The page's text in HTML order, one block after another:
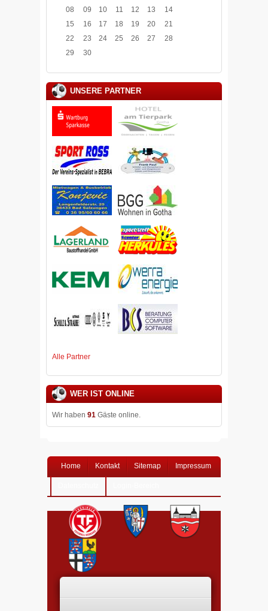
08
09 10 11 12 13
14
15
16 17 18 19 20
21
22
23 24 25 26 27
28
29
30
UNSERE PARTNER
Alle Partner
WER IST ONLINE
Wir haben 91 Gäste online.
Home Kontakt Sitemap Impressum